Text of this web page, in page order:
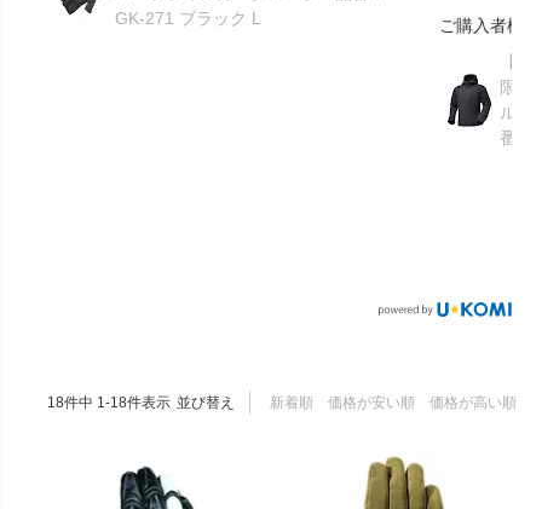
GK-271 ブラック L
ご購入者様
限り
ルメ
番：
並び替え 新着順 価格が安い順 価格が高い順
18件中 1-18件表示